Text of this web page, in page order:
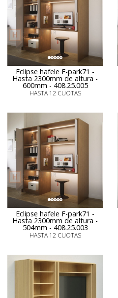
Eclipse hafele F-park71 -
Hasta 2300mm de altura -
600mm - 408.25.005
HASTA 12 CUOTAS
Eclipse hafele F-park71 -
Hasta 2300mm de altura -
504mm - 408.25.003
HASTA 12 CUOTAS